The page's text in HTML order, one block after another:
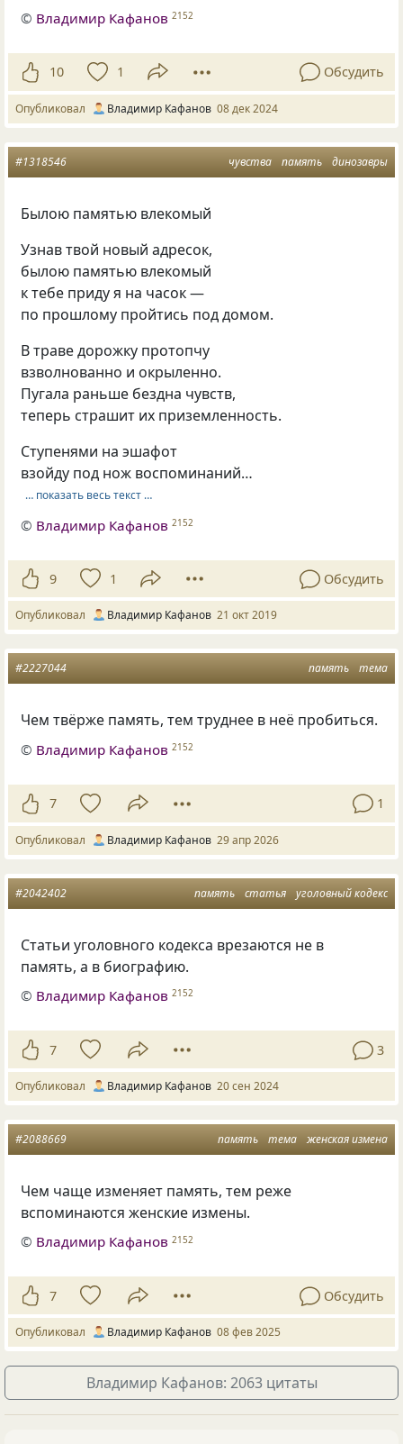
© Владимир Кафанов 2152
10 1 Обсудить
Опубликовал Владимир Кафанов 08 дек 2024
чувства память динозавры
#1318546
Былою памятью влекомый
Узнав твой новый адресок,
былою памятью влекомый
к тебе приду я на часок —
по прошлому пройтись под домом.
В траве дорожку протопчу
взволнованно и окрыленно.
Пугала раньше бездна чувств,
теперь страшит их приземленность.
Ступенями на эшафот
взойду под нож воспоминаний…
… показать весь текст …
© Владимир Кафанов 2152
9 1 Обсудить
Опубликовал Владимир Кафанов 21 окт 2019
память тема
#2227044
Чем твёрже память, тем труднее в неё пробиться.
© Владимир Кафанов 2152
7 1
Опубликовал Владимир Кафанов 29 апр 2026
память статья уголовный кодекс
#2042402
Статьи уголовного кодекса врезаются не в
память, а в биографию.
© Владимир Кафанов 2152
7 3
Опубликовал Владимир Кафанов 20 сен 2024
память тема женская измена
#2088669
Чем чаще изменяет память, тем реже
вспоминаются женские измены.
© Владимир Кафанов 2152
7 Обсудить
Опубликовал Владимир Кафанов 08 фев 2025
Владимир Кафанов: 2063 цитаты